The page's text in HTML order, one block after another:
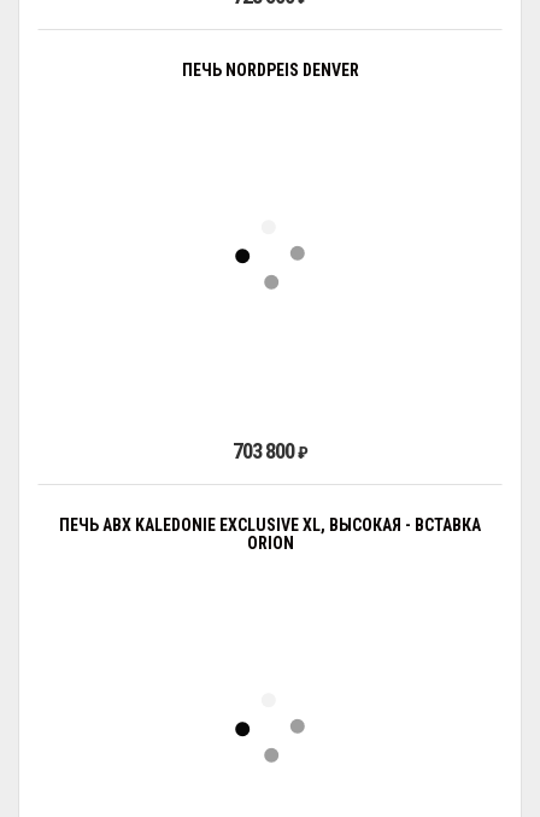
ПЕЧЬ NORDPEIS DENVER
703 800₽
ПЕЧЬ ABX KALEDONIE EXCLUSIVE XL, ВЫСОКАЯ - ВСТАВКА
ORION